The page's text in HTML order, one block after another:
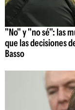
"No" y "no sé": las
que las decisiones
Basso